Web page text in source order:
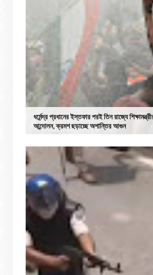
ধর্মেন্দ্র প্রধানের ইস্তফার পরই তিন রাজ্যে
আন্দোলন, ক্রমশ ছড়াচ্ছে অশান্তির আগুন